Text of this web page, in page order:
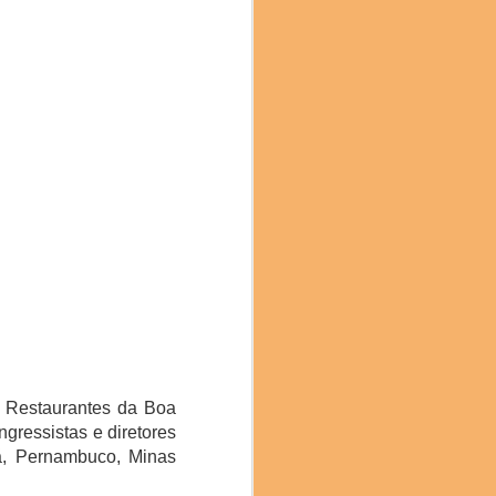
da Boa
e diretores
Pernambuco, Minas
mês passado, trouxe
Costa Rica, Bolívia,
“Estamos